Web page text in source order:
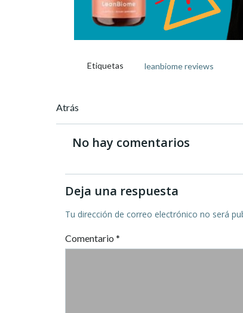
Etiquetas leanbiome reviews
Navegación
de
entradas
Atrás
No hay comentarios
Deja una respuesta
Tu dirección de correo electrónico no será
Comentario *